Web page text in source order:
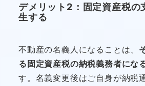
デメリット2：固定資産税の
生する
不動産の名義人になることは、
る固定資産税の納税義務者にな
す。名義変更後はご自身が納税